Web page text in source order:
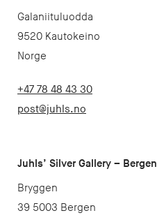
Galaniituluodda
9520 Kautokeino
Norge
+47 78 48 43 30
post@juhls.no
Juhls’ Silver Gallery – Bergen
Bryggen
39 5003 Bergen